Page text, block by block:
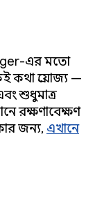
এর মতো
কথা প্রযোজ্য —
শুধুমাত্র
রক্ষণাবেক্ষণ
জন্য, এখানে